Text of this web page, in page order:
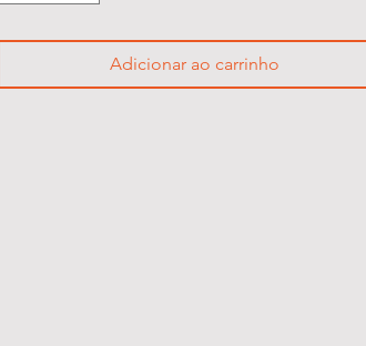
Adicionar ao carrinho